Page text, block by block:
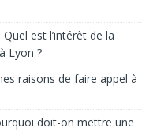
Quel est l’intérêt de la
Lyon ?
raisons de faire appel à
doit-on mettre une